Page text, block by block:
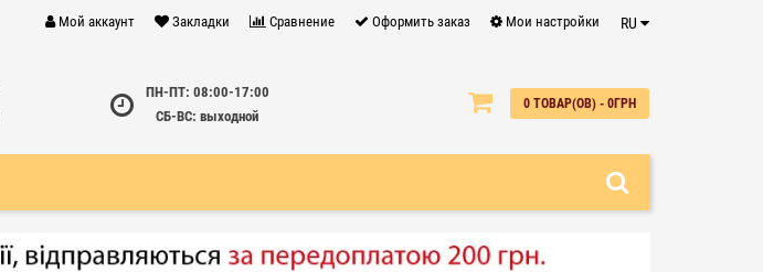
Мой аккаунт Закладки Сравнение Оформить заказ Мои настройки RU
ПН-ПТ: 08:00-17:00
СБ-ВС: выходной
0 ТОВАР(ОВ) - 0ГРН